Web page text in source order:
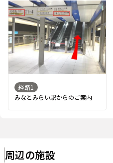
経路1
みなとみらい駅からのご案内
周辺の施設